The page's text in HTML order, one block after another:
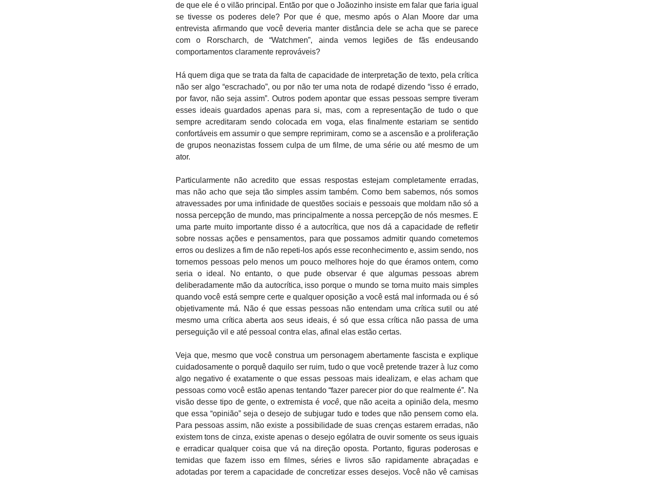
de que ele é o vilão principal. Então por que o Joãozinho insiste em falar que faria igual
se tivesse os poderes dele? Por que é que, mesmo após o Alan Moore dar uma
entrevista afirmando que você deveria manter distância dele se acha que se parece
com o Rorscharch, de “Watchmen”, ainda vemos legiões de fãs endeusando
comportamentos claramente reprováveis?
Há quem diga que se trata da falta de capacidade de interpretação de texto, pela crítica
não ser algo “escrachado”, ou por não ter uma nota de rodapé dizendo “isso é errado,
por favor, não seja assim”. Outros podem apontar que essas pessoas sempre tiveram
esses ideais guardados apenas para si, mas, com a representação de tudo o que
sempre acreditaram sendo colocada em voga, elas finalmente estariam se sentido
confortáveis em assumir o que sempre reprimiram, como se a ascensão e a proliferação
de grupos neonazistas fossem culpa de um filme, de uma série ou até mesmo de um
ator.
Particularmente não acredito que essas respostas estejam completamente erradas,
mas não acho que seja tão simples assim também. Como bem sabemos, nós somos
atravessades por uma infinidade de questões sociais e pessoais que moldam não só a
nossa percepção de mundo, mas principalmente a nossa percepção de nós mesmes. E
uma parte muito importante disso é a autocrítica, que nos dá a capacidade de refletir
sobre nossas ações e pensamentos, para que possamos admitir quando cometemos
erros ou deslizes a fim de não repeti-los após esse reconhecimento e, assim sendo, nos
tornemos pessoas pelo menos um pouco melhores hoje do que éramos ontem, como
seria o ideal. No entanto, o que pude observar é que algumas pessoas abrem
deliberadamente mão da autocrítica, isso porque o mundo se torna muito mais simples
quando você está sempre certe e qualquer oposição a você está mal informada ou é só
objetivamente má. Não é que essas pessoas não entendam uma crítica sutil ou até
mesmo uma crítica aberta aos seus ideais, é só que essa crítica não passa de uma
perseguição vil e até pessoal contra elas, afinal elas estão certas.
Veja que, mesmo que você construa um personagem abertamente fascista e explique
cuidadosamente o porquê daquilo ser ruim, tudo o que você pretende trazer à luz como
algo negativo é exatamente o que essas pessoas mais idealizam, e elas acham que
pessoas como você estão apenas tentando “fazer parecer pior do que realmente é”. Na
visão desse tipo de gente, o extremista é você, que não aceita a opinião dela, mesmo
que essa “opinião” seja o desejo de subjugar tudo e todes que não pensem como ela.
Para pessoas assim, não existe a possibilidade de suas crenças estarem erradas, não
existem tons de cinza, existe apenas o desejo ególatra de ouvir somente os seus iguais
e erradicar qualquer coisa que vá na direção oposta. Portanto, figuras poderosas e
temidas que fazem isso em filmes, séries e livros são rapidamente abraçadas e
adotadas por terem a capacidade de concretizar esses desejos. Você não vê camisas